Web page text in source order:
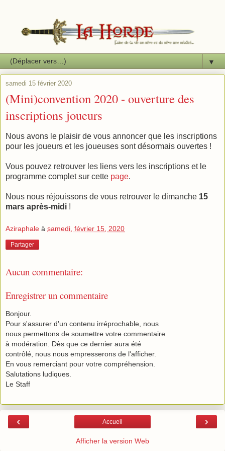
▼
samedi 15 février 2020
(Mini)convention 2020 - ouverture des
inscriptions joueurs
Nous avons le plaisir de vous annoncer que les inscriptions
pour les joueurs et les joueuses sont désormais ouvertes !
Vous pouvez retrouver les liens vers les inscriptions et le
programme complet sur cette page.
Nous nous réjouissons de vous retrouver le dimanche 15
mars après-midi !
Aziraphale à samedi, février 15, 2020
Partager
Aucun commentaire:
Enregistrer un commentaire
Bonjour.
Pour s'assurer d'un contenu irréprochable, nous
nous permettons de soumettre votre commentaire
à modération. Dès que ce dernier aura été
contrôlé, nous nous empresserons de l'afficher.
En vous remerciant pour votre compréhension.
Salutations ludiques.
Le Staff
‹ ›
Accueil
Afficher la version Web